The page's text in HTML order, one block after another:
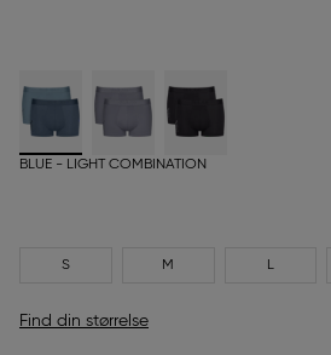
BLUE - LIGHT COMBINATION
S M L
Find din størrelse